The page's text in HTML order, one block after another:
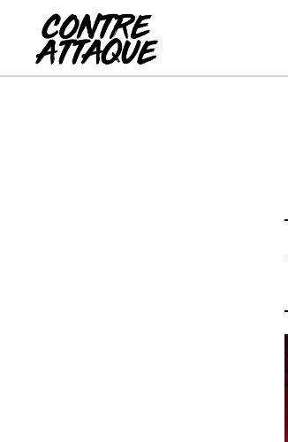
contenu